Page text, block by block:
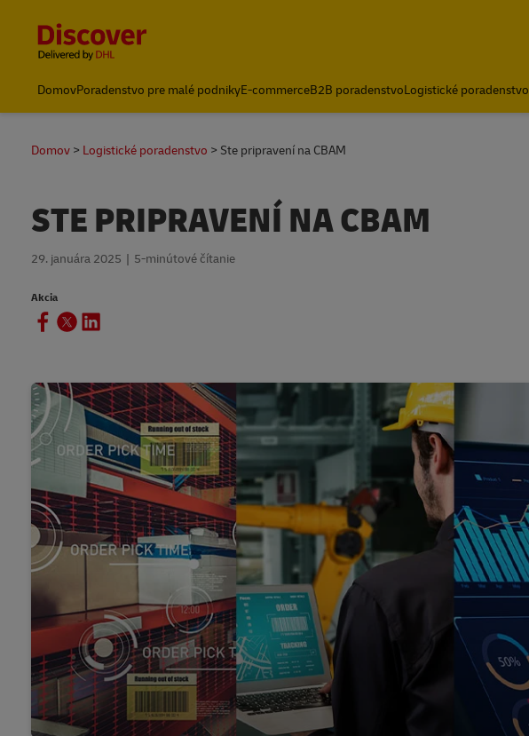
DomovPoradenstvo pre malé podnikyE-commerceB2B poradenstvoLogistické poradenstvo
Domov Logistické poradenstvo Ste pripravení na CBAM
STE PRIPRAVENÍ NA CBAM
29. januára 2025 5-minútové čítanie
Akcia